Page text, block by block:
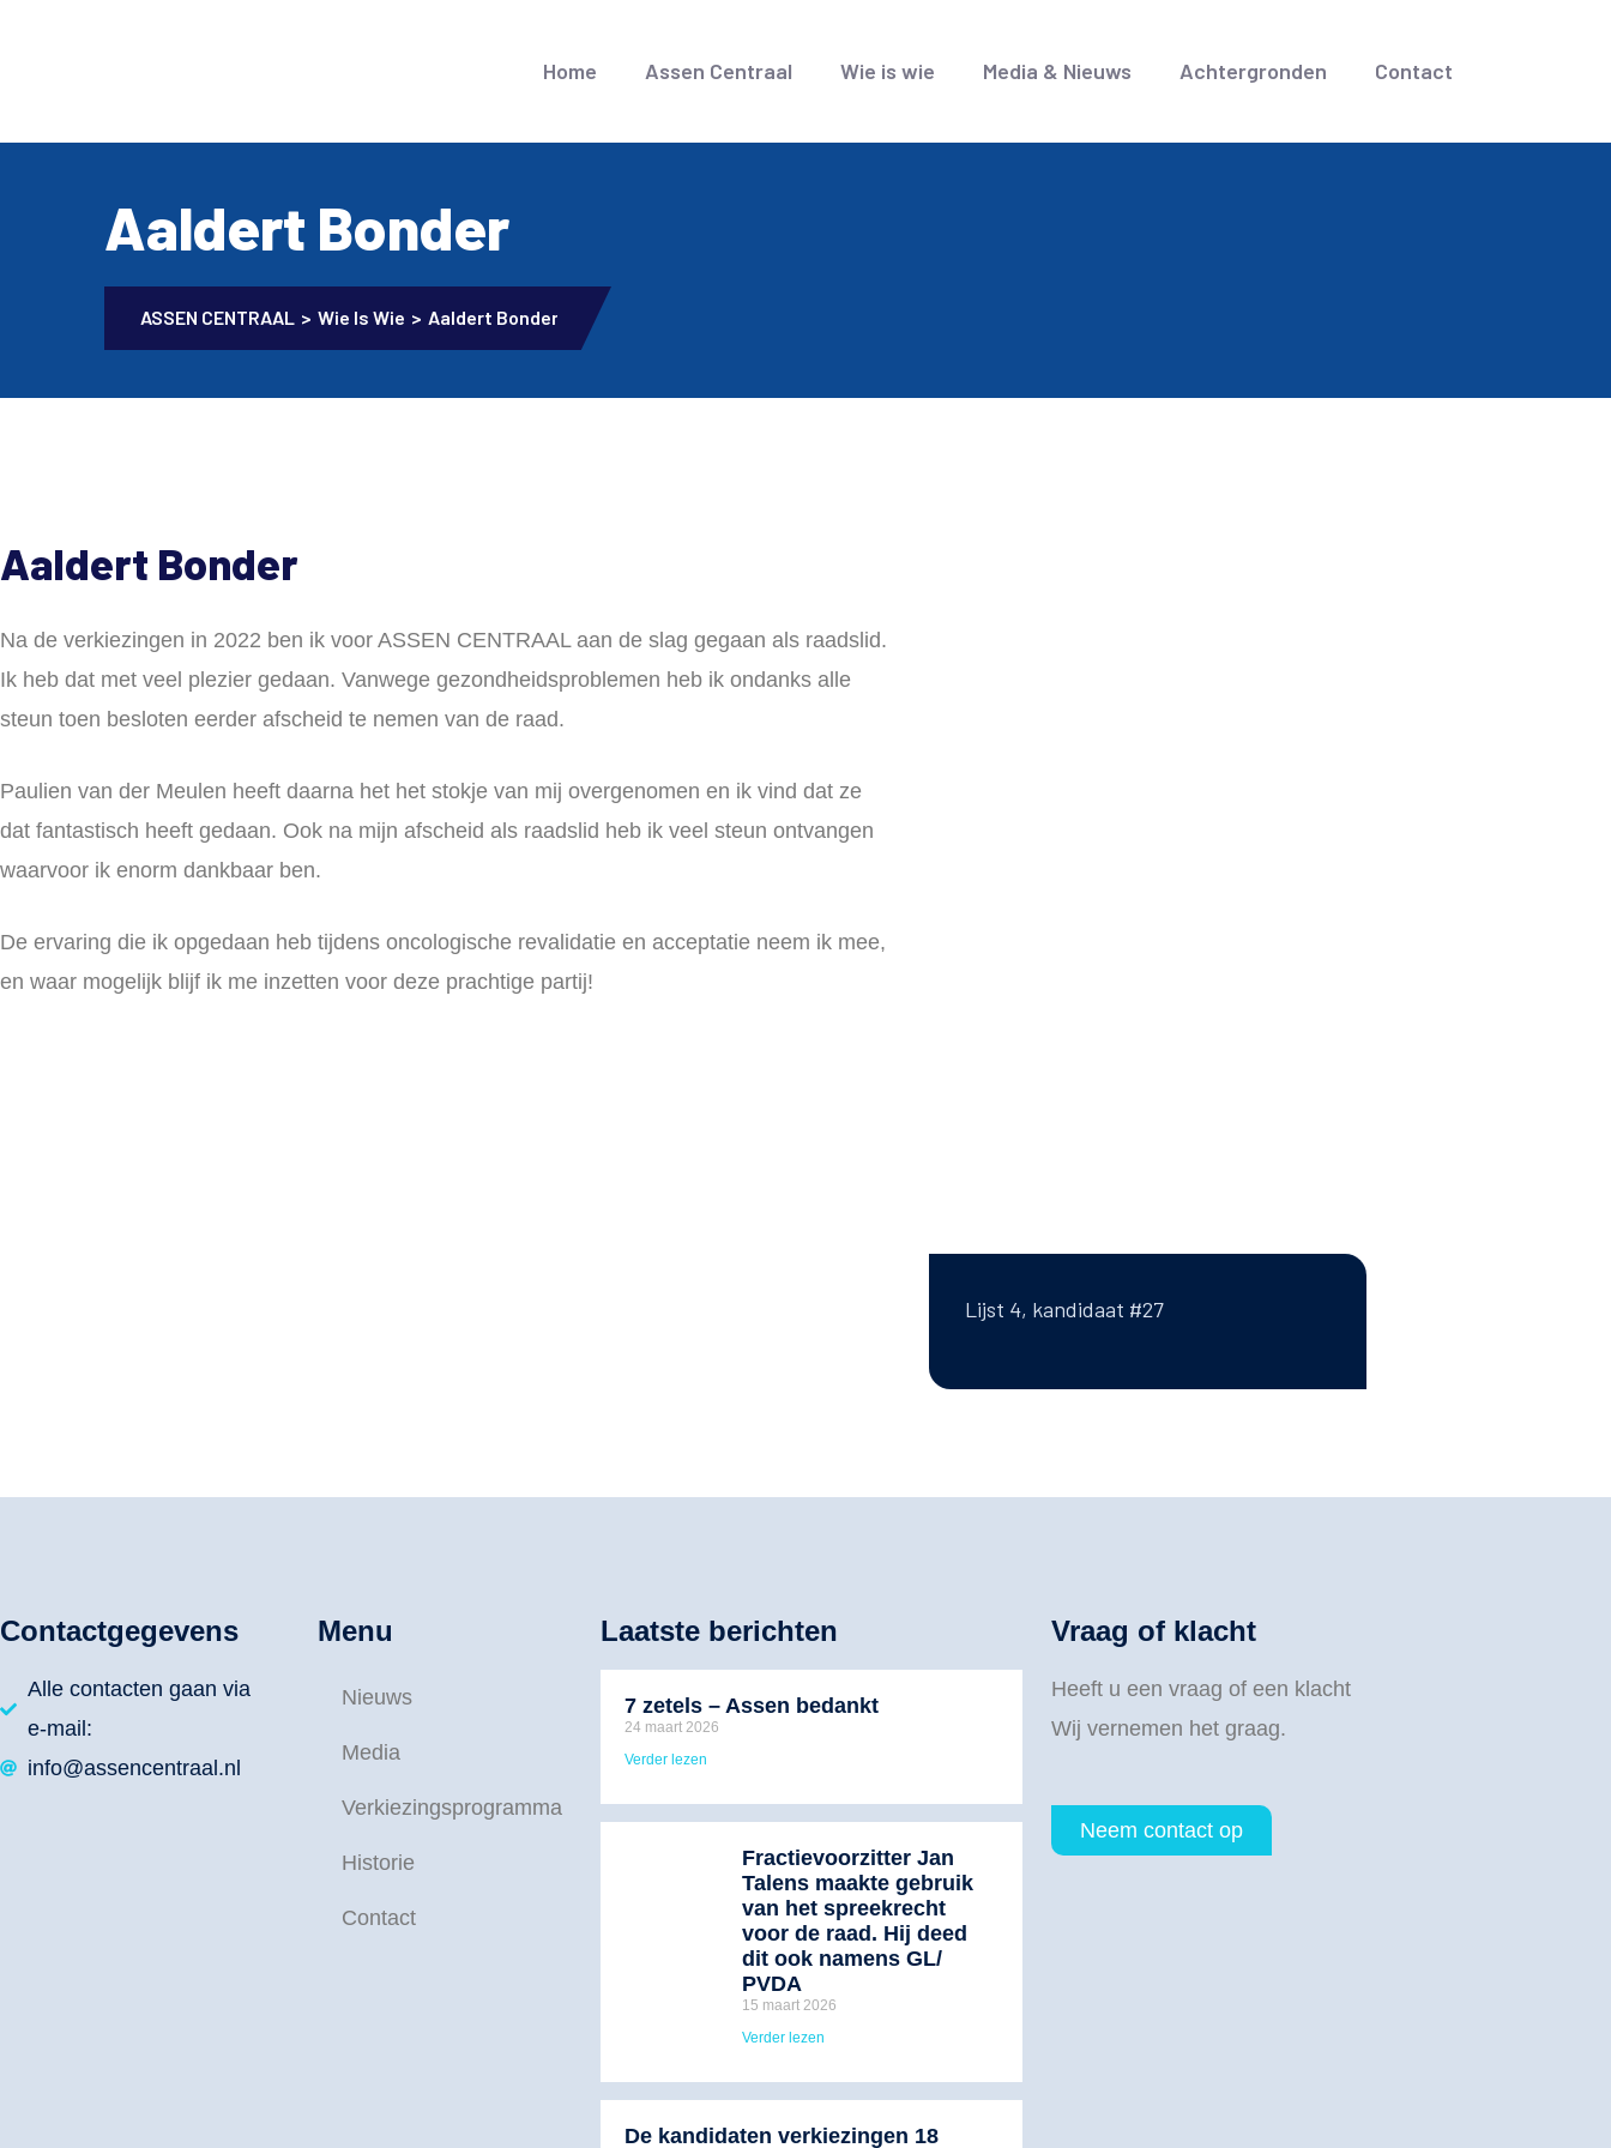
Home Assen Centraal Wie is wie Media & Nieuws Achtergronden Contact
Aaldert Bonder
ASSEN CENTRAAL > Wie Is Wie > Aaldert Bonder
Aaldert Bonder
Na de verkiezingen in 2022 ben ik voor ASSEN CENTRAAL aan de slag gegaan als raadslid.
Ik heb dat met veel plezier gedaan. Vanwege gezondheidsproblemen heb ik ondanks alle
steun toen besloten eerder afscheid te nemen van de raad.
Paulien van der Meulen heeft daarna het het stokje van mij overgenomen en ik vind dat ze
dat fantastisch heeft gedaan. Ook na mijn afscheid als raadslid heb ik veel steun ontvangen
waarvoor ik enorm dankbaar ben.
De ervaring die ik opgedaan heb tijdens oncologische revalidatie en acceptatie neem ik mee,
en waar mogelijk blijf ik me inzetten voor deze prachtige partij!
Lijst 4, kandidaat #27
Contactgegevens
Alle contacten gaan via
e-mail:
info@assencentraal.nl
Menu
Nieuws
Media
Verkiezingsprogramma
Historie
Contact
Laatste berichten
7 zetels – Assen bedankt
24 maart 2026
Verder lezen
Fractievoorzitter Jan
Talens maakte gebruik
van het spreekrecht
voor de raad. Hij deed
dit ook namens GL/
PVDA
15 maart 2026
Verder lezen
De kandidaten verkiezingen 18
Vraag of klacht
Heeft u een vraag of een klacht
Wij vernemen het graag.
Neem contact op